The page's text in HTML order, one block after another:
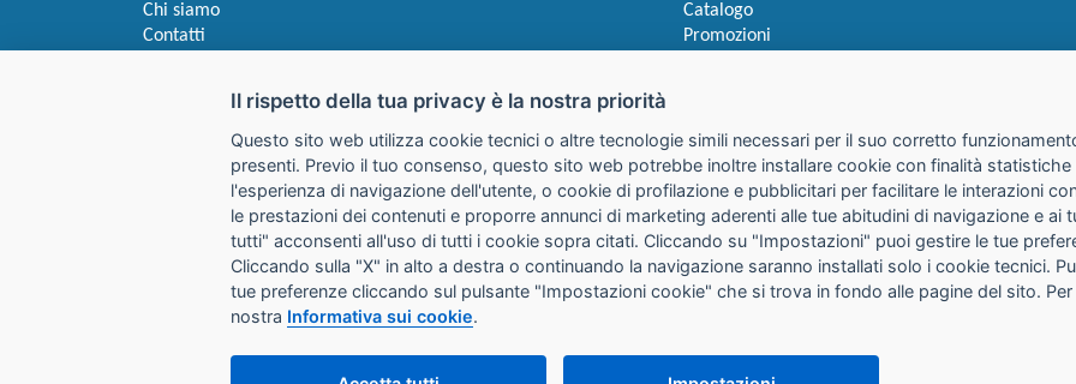
Chi siamo
Contatti
Impostazioni cookie
Catalogo
Promozioni
I prezzi indicati si intendono IVA esclusa
GALIMBERTI S.r.L.
Via Giovanni Quarena 220/A 25085 Gavardo (BS)
Email:store@galimbertiweb.it PEC:galimberti@pec.galimbertiweb.it
Il rispetto della tua privacy è la nostra priorità
Questo sito web utilizza cookie tecnici o altre tecnologie simili necessari per il suo corretto
presenti. Previo il tuo consenso, questo sito web potrebbe inoltre installare cookie con finalità
l'esperienza di navigazione dell'utente, o cookie di profilazione e pubblicitari per facilitare le interazioni
le prestazioni dei contenuti e proporre annunci di marketing aderenti alle tue abitudini di navigazione e ai
tutti" acconsenti all'uso di tutti i cookie sopra citati. Cliccando su "Impostazioni" puoi gestire le tue
Cliccando sulla "X" in alto a destra o continuando la navigazione saranno installati solo i cookie tecnici.
tue preferenze cliccando sul pulsante "Impostazioni cookie" che si trova in fondo alle pagine del sito.
nostra Informativa sui cookie.